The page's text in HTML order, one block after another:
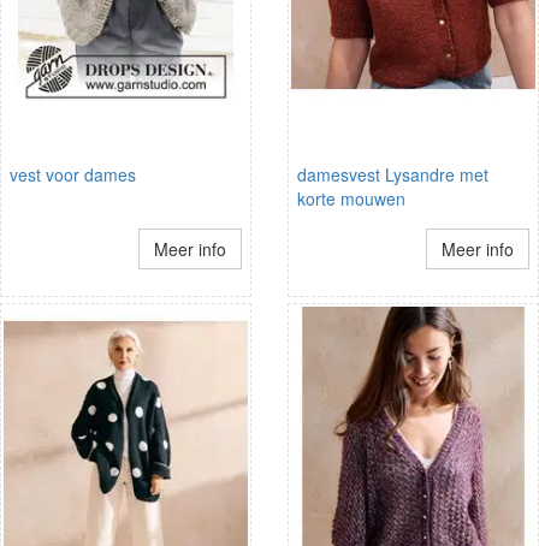
vest voor dames
Meer info
damesvest Lysandre met
korte mouwen
Meer info